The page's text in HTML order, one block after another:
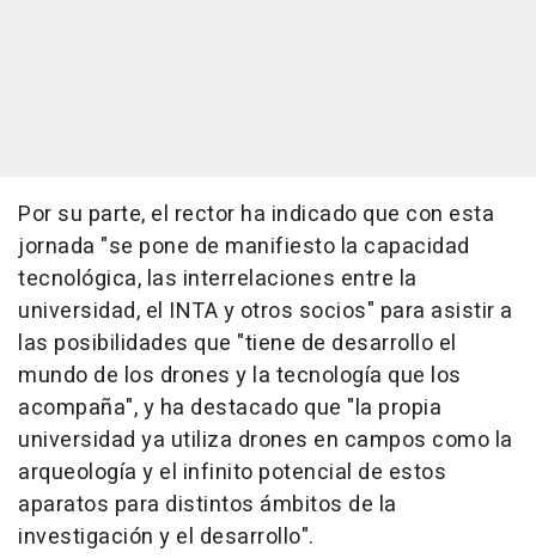
Por su parte, el rector ha indicado que con esta
jornada "se pone de manifiesto la capacidad
tecnológica, las interrelaciones entre la
universidad, el INTA y otros socios" para asistir a
las posibilidades que "tiene de desarrollo el
mundo de los drones y la tecnología que los
acompaña", y ha destacado que "la propia
universidad ya utiliza drones en campos como la
arqueología y el infinito potencial de estos
aparatos para distintos ámbitos de la
investigación y el desarrollo".